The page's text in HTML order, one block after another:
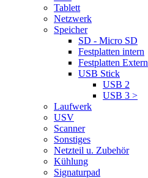
Tablett
Netzwerk
Speicher
SD - Micro SD
Festplatten intern
Festplatten Extern
USB Stick
USB 2
USB 3 >
Laufwerk
USV
Scanner
Sonstiges
Netzteil u. Zubehör
Kühlung
Signaturpad